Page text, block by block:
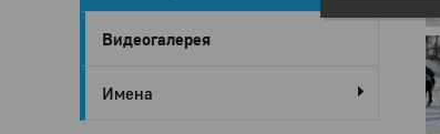
Видеогалерея
Имена